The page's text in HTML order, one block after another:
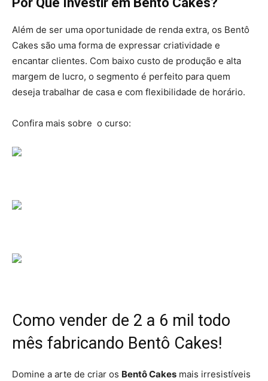
Além de ser uma oportunidade de renda extra, os Bentô
Cakes são uma forma de expressar criatividade e
encantar clientes. Com baixo custo de produção e alta
margem de lucro, o segmento é perfeito para quem
deseja trabalhar de casa e com flexibilidade de horário.
Confira mais sobre o curso:
Como vender de 2 a 6 mil todo
mês fabricando Bentô Cakes!
Domine a arte de criar os Bentô Cakes mais irresistíveis